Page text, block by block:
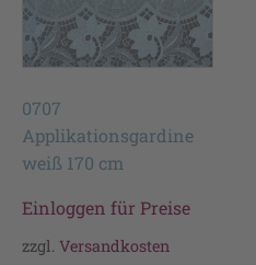
0707
Applikationsgardine
weiß 170 cm
Einloggen für Preise
zzgl. Versandkosten